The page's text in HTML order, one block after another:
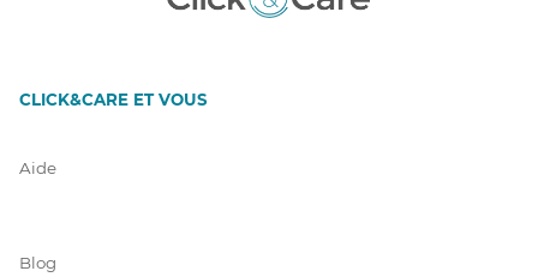
CLICK&CARE ET VOUS
Aide
Blog